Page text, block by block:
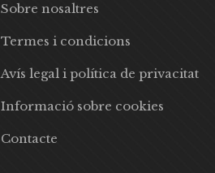
Sobre nosaltres
Termes i condicions
Avís legal i política de privacitat
Informació sobre cookies
Contacte